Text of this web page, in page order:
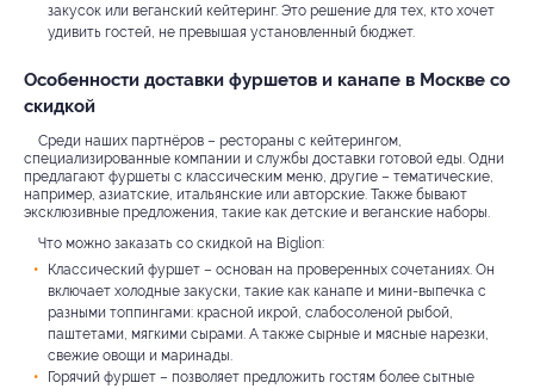
закусок или веганский кейтеринг. Это решение для тех, кто хочет
удивить гостей, не превышая установленный бюджет.
Особенности доставки фуршетов и канапе в Москве со
скидкой
Среди наших партнёров – рестораны с кейтерингом,
специализированные компании и службы доставки готовой еды. Одни
предлагают фуршеты с классическим меню, другие – тематические,
например, азиатские, итальянские или авторские. Также бывают
эксклюзивные предложения, такие как детские и веганские наборы.
Что можно заказать со скидкой на Biglion:
Классический фуршет – основан на проверенных сочетаниях. Он
включает холодные закуски, такие как канапе и мини-выпечка с
разными топпингами: красной икрой, слабосоленой рыбой,
паштетами, мягкими сырами. А также сырные и мясные нарезки,
свежие овощи и маринады.
Горячий фуршет – позволяет предложить гостям более сытные